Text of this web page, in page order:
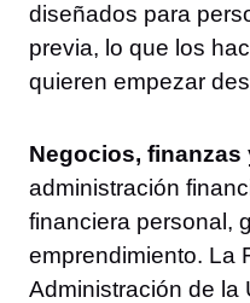
diseñados para
previa, lo que los
quieren empezar
Negocios,
administración
financiera personal,
emprendimiento. La
Administración de la